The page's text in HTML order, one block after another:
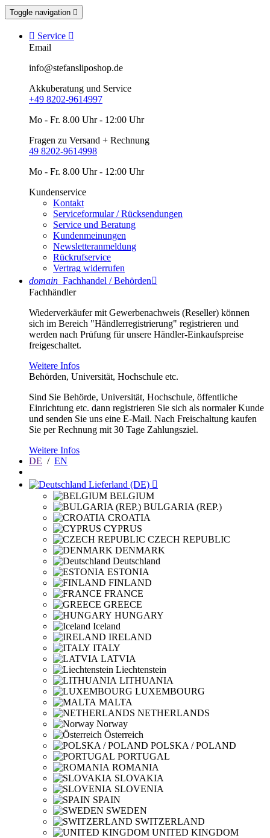
Toggle navigation 
 Service 
Email
info@stefansliposhop.de
Akkuberatung und Service
+49 8202-9614997
Mo - Fr. 8.00 Uhr - 12:00 Uhr
Fragen zu Versand + Rechnung
49 8202-9614998
Mo - Fr. 8.00 Uhr - 12:00 Uhr
Kundenservice
Kontakt
Serviceformular / Rücksendungen
Service und Beratung
Kundenmeinungen
Newsletteranmeldung
Rückrufservice
Vertrag widerrufen
domain Fachhandel / Behörden
Fachhändler
Wiederverkäufer mit Gewerbenachweis (Reseller) können
sich im Bereich "Händlerregistrierung" registrieren und
werden nach Prüfung für unsere Händler-Einkaufspreise
freigeschaltet.
Weitere Infos
Behörden, Universität, Hochschule etc.
Sind Sie Behörde, Universität, Hochschule, öffentliche
Einrichtung etc. dann registrieren Sie sich als normaler Kunde
und senden Sie uns eine E-Mail. Nach Freischaltung kaufen
Sie per Rechnung mit 30 Tage Zahlungsziel.
Weitere Infos
DE / EN
Lieferland (DE) 
BELGIUM
BULGARIA (REP.)
CROATIA
CYPRUS
CZECH REPUBLIC
DENMARK
Deutschland
ESTONIA
FINLAND
FRANCE
GREECE
HUNGARY
Iceland
IRELAND
ITALY
LATVIA
Liechtenstein
LITHUANIA
LUXEMBOURG
MALTA
NETHERLANDS
Norway
Österreich
POLSKA / POLAND
PORTUGAL
ROMANIA
SLOVAKIA
SLOVENIA
SPAIN
SWEDEN
SWITZERLAND
UNITED KINGDOM